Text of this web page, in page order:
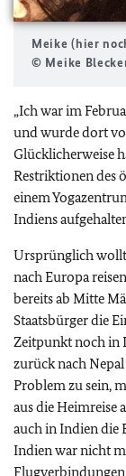
Meike (hier
© Meike
„Ich war im
und wurde dort
Glücklicherweise
Restriktionen des
einem
Indiens
Ursprünglich
nach Europa
bereits ab Mitte
Staatsbürger die
Zeitpunkt noch in
zurück nach Nepal
Problem zu sein,
aus die Heimreise
auch in Indien die
Indien war nicht